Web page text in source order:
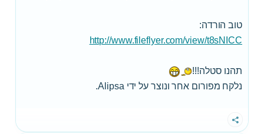
טוב הורדה:
http://www.fileflyer.com/view/t8sNICC
תהנו סטלה!!!
נלקח מפורום אחר ונוצר על ידי Alipsa.
שתף